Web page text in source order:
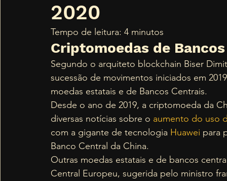
2020
Tempo de leitura: 4 minutos
Criptomoedas de
Segundo o arquiteto blockchain Biser
sucessão de movimentos iniciados em
moedas estatais e de Bancos Centrais.
Desde o ano de 2019, a criptomoeda da
diversas notícias sobre o aumento do uso
com a gigante de tecnologia Huawei para
Banco Central da China.
Outras moedas estatais e de bancos
Central Europeu, sugerida pelo ministro